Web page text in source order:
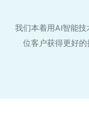
我们本着用AI智能
位客户获得更好的